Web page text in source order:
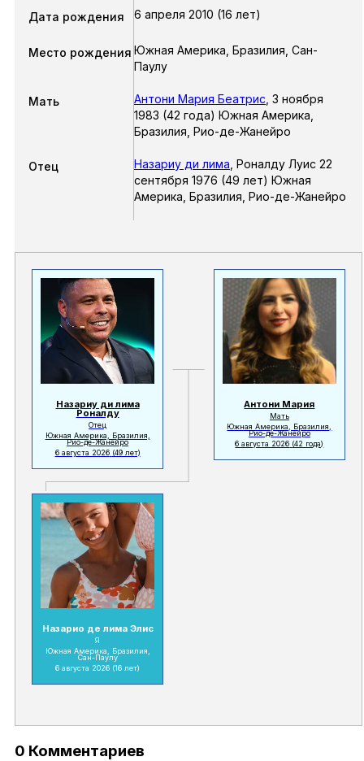
Дата рождения 6 апреля 2010 (16 лет)
Место рождения Южная Америка, Бразилия, Сан-
Паулу
Мать Антони Мария Беатрис 3 ноября
1983 (42 года) Южная Америка,
Бразилия, Рио-де-Жанейро
Отец Назариу ди лима Роналду Луис 22
сентября 1976 (49 лет) Южная
Америка, Бразилия, Рио-де-Жанейро
Назариу ди лима
Роналду
Отец
Южная Америка, Бразилия,
Рио-де-Жанейро
6 августа 2026 (49 лет)
Антони Мария
Мать
Южная Америка, Бразилия,
Рио-де-Жанейро
6 августа 2026 (42 года)
Назарио де лима Элис
Я
Южная Америка, Бразилия,
Сан-Паулу
6 августа 2026 (16 лет)
0 Комментариев